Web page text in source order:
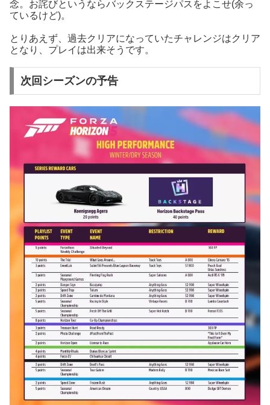
念。お詫びというならバックステージパスをよこせ(余っ
ているけど)。
とりあえず、過去クリアになっていたチャレンジはクリア
となり、プレイは出来そうです。
次回シーズンの予告